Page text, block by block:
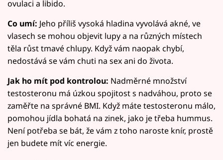
ovulaci a libido.
Co umí: Jeho příliš vysoká hladina vyvolává akné, ve
vlasech se mohou objevit lupy a na různých místech
těla růst tmavé chlupy. Když vám naopak chybí,
nedostává se vám chuti na sex ani do života.
Jak ho mít pod kontrolou: Nadměrné množství
testosteronu má úzkou spojitost s nadváhou, proto se
zaměřte na správné BMI. Když máte testosteronu málo,
pomohou jídla bohatá na zinek, jako je třeba hummus.
Není potřeba se bát, že vám z toho naroste knír, prostě
jen budete mít víc energie.